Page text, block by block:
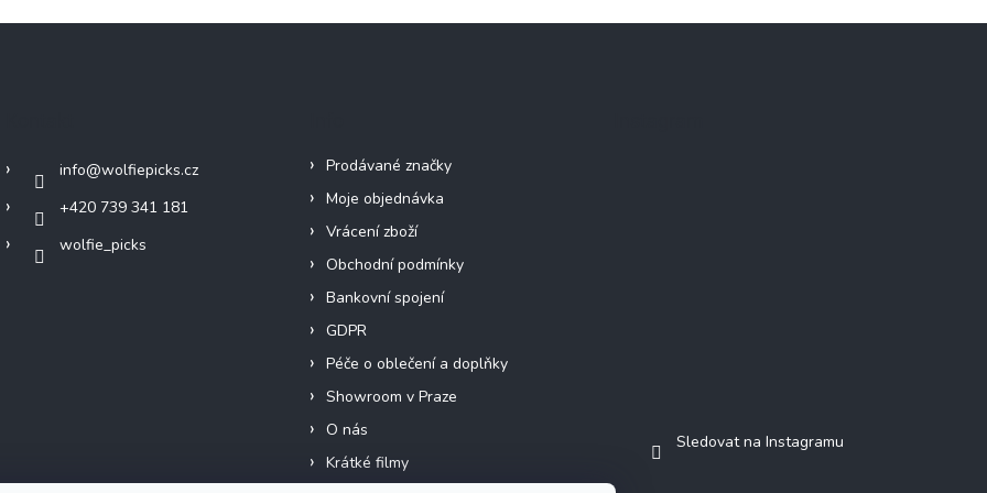
info@wolfiepicks.cz
+420 739 341 181
wolfie_picks
Prodávané značky
Moje objednávka
Vrácení zboží
Obchodní podmínky
Bankovní spojení
GDPR
Péče o oblečení a doplňky
Showroom v Praze
O nás
Krátké filmy
Sledovat na Instagramu